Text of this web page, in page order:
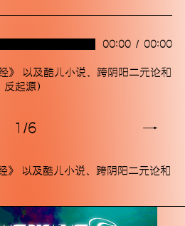
00:00 / 00:00
》 以及酷儿小说、跨阴阳二元论和
反起源）
1 /6 →
》 以及酷儿小说、跨阴阳二元论和